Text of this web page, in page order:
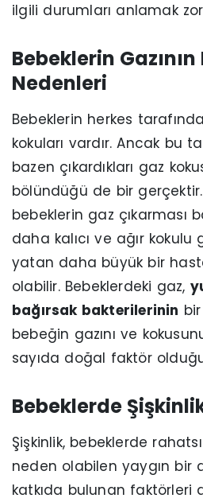
ilgili durumları anlamak
Bebeklerin
Nedenleri
Bebeklerin herkes
kokuları vardır. Ancak bu
bazen çıkardıkları gaz
bölündüğü de bir
bebeklerin gaz çıkarması
daha kalıcı ve ağır
yatan daha büyük bir
olabilir. Bebeklerdeki gaz,
bağırsak bakterilerinin
bebeğin gazını ve
sayıda doğal faktör
Bebeklerde
Şişkinlik, bebeklerde
neden olabilen yaygın bir
katkıda bulunan faktörleri